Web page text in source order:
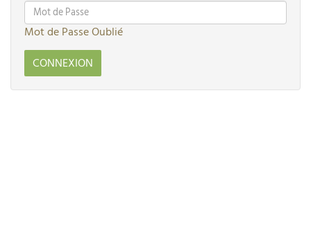
Mot de Passe Oublié